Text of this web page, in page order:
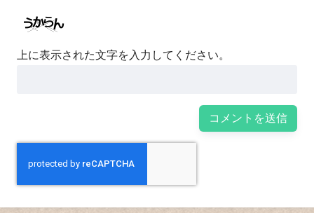
上に表示された文字を入力してください。